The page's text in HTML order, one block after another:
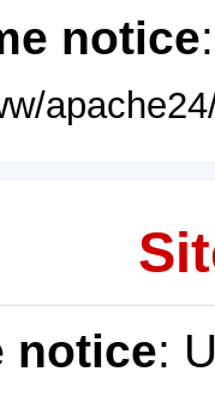
notice
notice: